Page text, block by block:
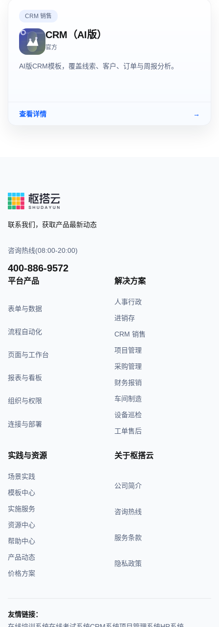
CRM 销售
CRM（AI版）
官方
AI版CRM模板，覆盖线索、客户、订单与周报分析。
查看详情 →
联系我们，获取产品最新动态
咨询热线(08:00-20:00)
400-886-9572
平台产品
表单与数据
流程自动化
页面与工作台
报表与看板
组织与权限
连接与部署
解决方案
人事行政
进销存
CRM 销售
项目管理
采购管理
财务报销
车间制造
设备巡检
工单售后
实践与资源
场景实践
模板中心
实施服务
资源中心
帮助中心
产品动态
价格方案
关于枢搭云
公司简介
咨询热线
服务条款
隐私政策
友情链接：